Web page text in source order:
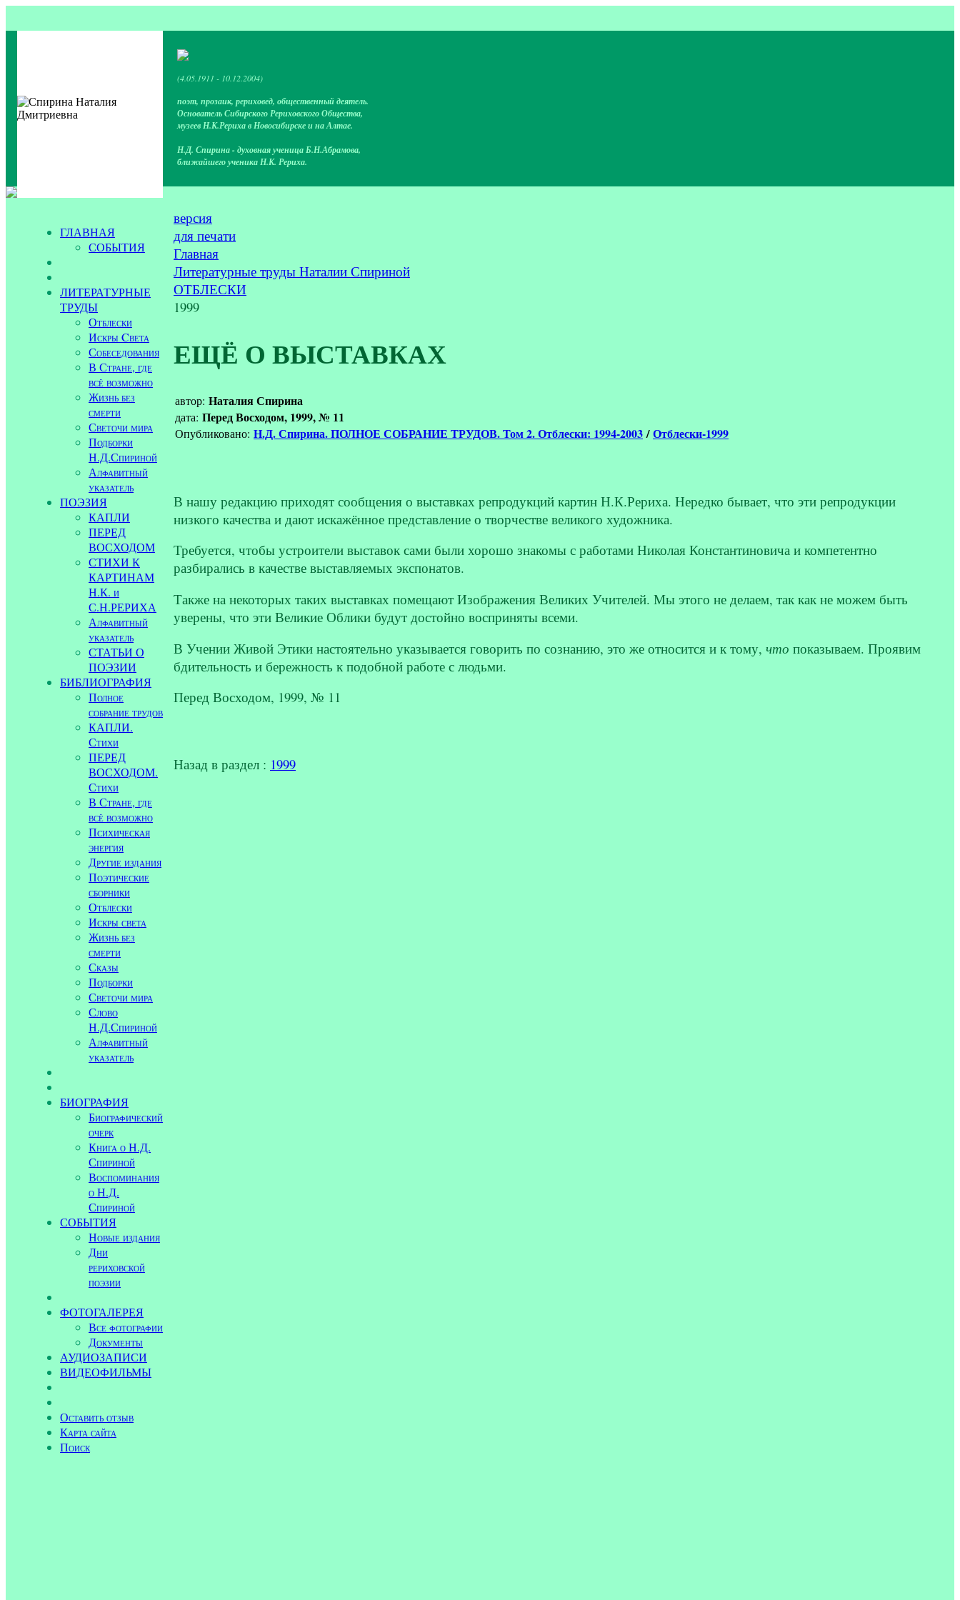
(4.05.1911 - 10.12.2004)
поэт, прозаик, рериховед, общественный деятель.
Основатель Сибирского Рериховского Общества,
музеев Н.К.Рериха в Новосибирске и на Алтае.
Н.Д. Спирина - духовная ученица Б.Н.Абрамова,
ближайшего ученика Н.К. Рериха.
ГЛАВНАЯ
СОБЫТИЯ
ЛИТЕРАТУРНЫЕ
ТРУДЫ
Отблески
Искры Cвета
Собеседования
В Стране, где
всё возможно
Жизнь без
смерти
Светочи мира
Подборки
Н.Д.Спириной
Алфавитный
указатель
ПОЭЗИЯ
КАПЛИ
ПЕРЕД
ВОСХОДОМ
СТИХИ К
КАРТИНАМ
Н.К. и
С.Н.РЕРИХА
Алфавитный
указатель
СТАТЬИ О
ПОЭЗИИ
БИБЛИОГРАФИЯ
Полное
собрание трудов
КАПЛИ.
Стихи
ПЕРЕД
ВОСХОДОМ.
Стихи
В Стране, где
всё возможно
Психическая
энергия
Другие издания
Поэтические
сборники
Отблески
Искры света
Жизнь без
смерти
Сказы
Подборки
Светочи мира
Слово
Н.Д.Спириной
Алфавитный
указатель
БИОГРАФИЯ
Биографический
очерк
Книга о Н.Д.
Спириной
Воспоминания
о Н.Д.
Спириной
СОБЫТИЯ
Новые издания
Дни
рериховской
поэзии
ФОТОГАЛЕРЕЯ
Все фотографии
Документы
АУДИОЗАПИСИ
ВИДЕОФИЛЬМЫ
Оставить отзыв
Карта сайта
Поиск
версия
для печати
Главная
Литературные труды Наталии Спириной
ОТБЛЕСКИ
1999
ЕЩЁ О ВЫСТАВКАХ
автор: Наталия Спирина
дата: Перед Восходом, 1999, № 11
Опубликовано: Н.Д. Спирина. ПОЛНОЕ СОБРАНИЕ ТРУДОВ. Том 2. Отблески: 1994-2003/Отблески-1999
В нашу редакцию приходят сообщения о выставках репродукций картин Н.К.Рериха. Нередко бывает, что эти репродукции
низкого качества и дают искажённое представление о творчестве великого художника.
Требуется, чтобы устроители выставок сами были хорошо знакомы с работами Николая Константиновича и компетентно
разбирались в качестве выставляемых экспонатов.
Также на некоторых таких выставках помещают Изображения Великих Учителей. Мы этого не делаем, так как не можем быть
уверены, что эти Великие Облики будут достойно восприняты всеми.
В Учении Живой Этики настоятельно указывается говорить по сознанию, это же относится и к тому, что показываем. Проявим
бдительность и бережность к подобной работе с людьми.
Перед Восходом, 1999, № 11
Назад в раздел : 1999